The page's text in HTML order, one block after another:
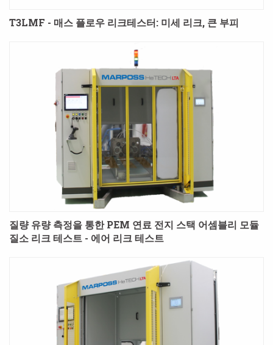
T3LMF - 매스 플로우 리크테스터: 미세 리크, 큰 부피
질량 유량 측정을 통한 PEM 연료 전지 스택 어셈블리 모듈
질소 리크 테스트 - 에어 리크 테스트